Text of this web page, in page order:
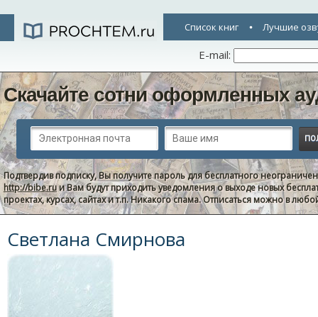
Список книг Лучшие
E-mail:
Скачайте сотни оформленных
Подтвердив подписку, Вы получите пароль для бесплатного
http://bibe.ruи Вам будут приходить уведомления о выходе новых
проектах, курсах, сайтах и т.п. Никакого спама. Отписаться можно в
Светлана Смирнова